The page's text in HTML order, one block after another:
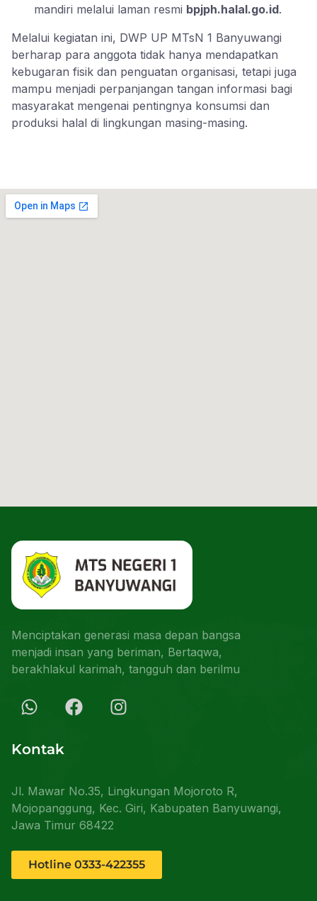
mandiri melalui laman resmi bpjph.halal.go.id.
Melalui kegiatan ini, DWP UP MTsN 1 Banyuwangi
berharap para anggota tidak hanya mendapatkan
kebugaran fisik dan penguatan organisasi, tetapi juga
mampu menjadi perpanjangan tangan informasi bagi
masyarakat mengenai pentingnya konsumsi dan
produksi halal di lingkungan masing-masing.
Menciptakan generasi masa depan bangsa
menjadi insan yang beriman, Bertaqwa,
berakhlakul karimah, tangguh dan berilmu
Kontak
Jl. Mawar No.35, Lingkungan Mojoroto R,
Mojopanggung, Kec. Giri, Kabupaten Banyuwangi,
Jawa Timur 68422
Hotline 0333-422355